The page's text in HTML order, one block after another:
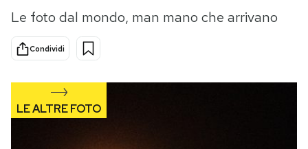
Politica
Tecnologia
Scienza
Cultura
Consumismi
Media
Le foto dal mondo, man mano che arrivano
Condividi